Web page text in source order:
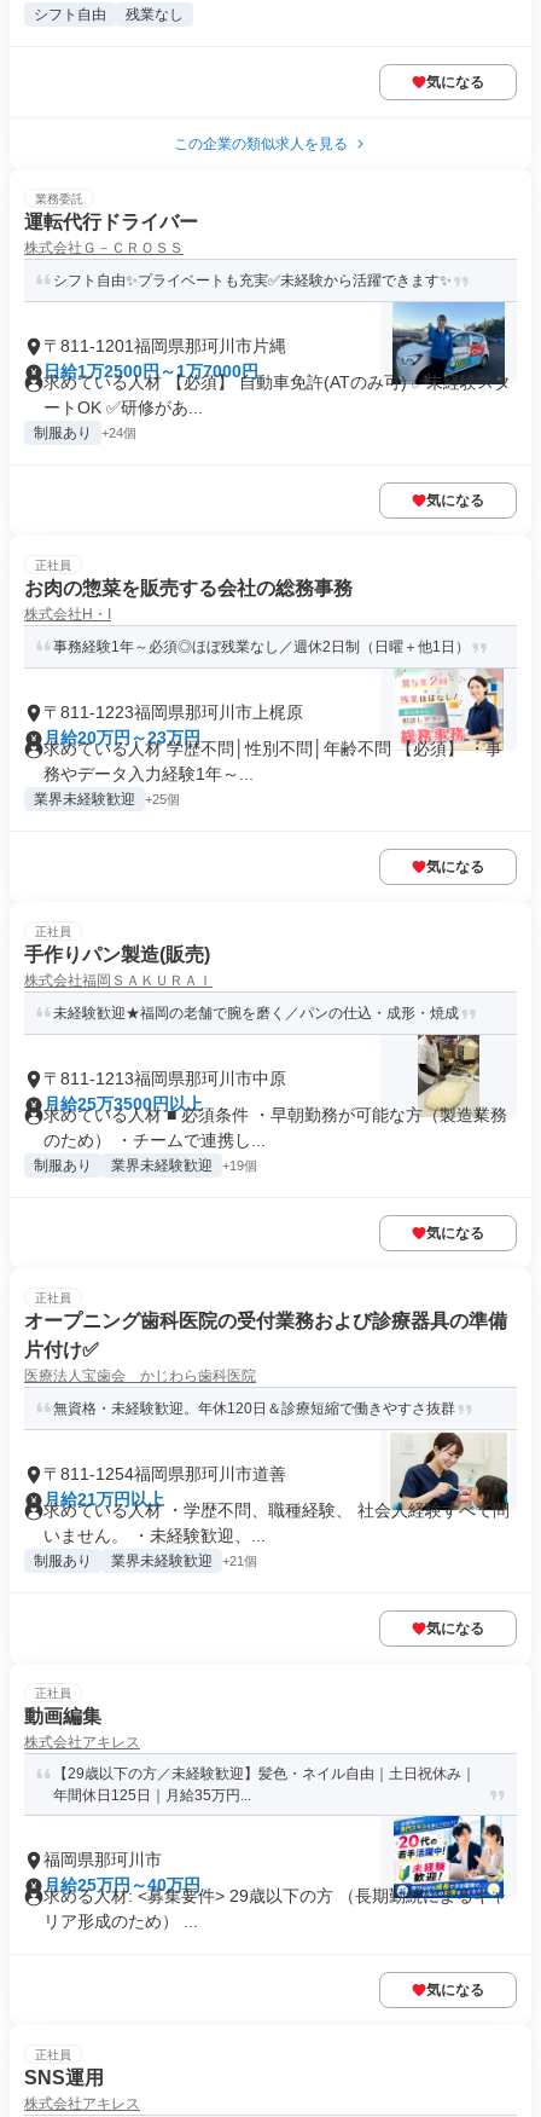
シフト自由 残業なし
気になる
この企業の類似求人を見る
業務委託
運転代行ドライバー
株式会社Ｇ－ＣＲＯＳＳ
シフト自由✨プライベートも充実✅未経験から活躍できます✨
〒811-1201福岡県那珂川市片縄
日給1万2500円～1万7000円
求めている人材 【必須】 自動車免許(ATのみ可) ✅未経験スタ
ートOK ✅研修があ...
制服あり +24個
気になる
正社員
お肉の惣菜を販売する会社の総務事務
株式会社H・I
事務経験1年～必須◎ほぼ残業なし／週休2日制（日曜＋他1日）
〒811-1223福岡県那珂川市上梶原
月給20万円～23万円
求めている人材 学歴不問│性別不問│年齢不問 【必須】 ・事
務やデータ入力経験1年～...
業界未経験歓迎 +25個
気になる
正社員
手作りパン製造(販売)
株式会社福岡ＳＡＫＵＲＡＩ
未経験歓迎★福岡の老舗で腕を磨く／パンの仕込・成形・焼成
〒811-1213福岡県那珂川市中原
月給25万3500円以上
求めている人材 ■ 必須条件 ・早朝勤務が可能な方（製造業務
のため） ・チームで連携し...
制服あり 業界未経験歓迎 +19個
気になる
正社員
オープニング歯科医院の受付業務および診療器具の準備
片付け✅
医療法人宝歯会 かじわら歯科医院
無資格・未経験歓迎。年休120日＆診療短縮で働きやすさ抜群
〒811-1254福岡県那珂川市道善
月給21万円以上
求めている人材 ・学歴不問、職種経験、 社会人経験すべて問
いません。 ・未経験歓迎、...
制服あり 業界未経験歓迎 +21個
気になる
正社員
動画編集
株式会社アキレス
【29歳以下の方／未経験歓迎】髪色・ネイル自由｜土日祝休み｜
年間休日125日｜月給35万円...
福岡県那珂川市
月給25万円～40万円
求める人材: <募集要件> 29歳以下の方 （長期勤続によるキャ
リア形成のため） ...
気になる
正社員
SNS運用
株式会社アキレス